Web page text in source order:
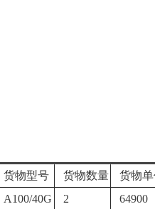
货物型号 货物数量
货物单
A100/40G 2 64900